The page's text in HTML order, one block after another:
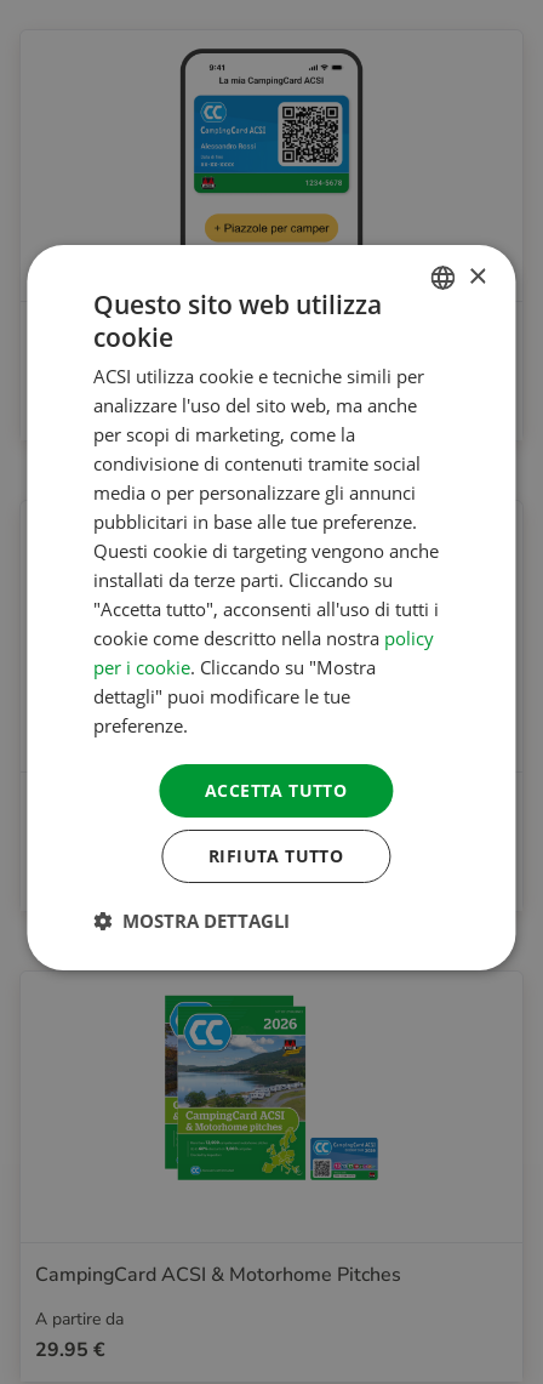
CampingCard ACSI Digitale & Piazzole per Camper
A partire da
27.95 €
CampingCard ACSI
CampingCard ACSI & Motorhome Pitches
A partire da
29.95 €
ENGLISH
GERMAN
ITALIAN
DANISH
SWEDISH
×
Questo sito web utilizza
cookie
ACSI utilizza cookie e tecniche simili per
analizzare l'uso del sito web, ma anche
per scopi di marketing, come la
condivisione di contenuti tramite social
media o per personalizzare gli annunci
pubblicitari in base alle tue preferenze.
Questi cookie di targeting vengono anche
installati da terze parti. Cliccando su
"Accetta tutto", acconsenti all'uso di tutti i
cookie come descritto nella nostra policy
per i cookie. Cliccando su "Mostra
dettagli" puoi modificare le tue
preferenze.
ACCETTA TUTTO
RIFIUTA TUTTO
MOSTRA DETTAGLI